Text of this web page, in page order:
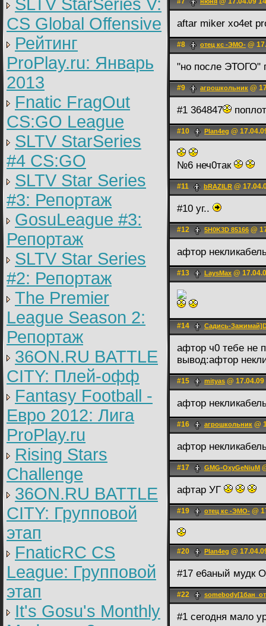
SLTV StarSeries V:
CS Global Offensive
Рейтинг
ProPlay.ru: Январь
2013
Fnatic FragOut
CS:GO League
SLTV StarSeries
#4 CS:GO
SLTV Star Series
#3: Репортаж
GosuLeague #3:
Репортаж
SLTV Star Series
#2: Репортаж
The Premier
League Season 2:
Репортаж
36ON.RU BATTLE
CITY: Плей-офф
Fantasy Football -
Евро 2012: Лига
ProPlay.ru
Rising Stars
Challenge
36ON.RU BATTLE
CITY: Групповой
этап
FnaticRC CS
League: Групповой
этап
It's Gosu's Monthly
aftar miker xo4et
#8 отец кс -ЭМО- @
"но после ЭТОГО"
#9 агрошкольник @
#1 364847
#10 Plan4eg @
№6 неч0так
#11 bRAZILR @
#10 уг..
#12 5H0K3D 85166 @
афтор
#13 LаysMax @
#14 Садись-
афтор ч0 тебе не
вывод:афтор
#15 mityas @
афтор
#16 агрошкольник @
афтор
#17 GMG-OxyGeNiuM
афтар УГ
#19 отец кс -ЭМО- @
#20 Plan4eg @
#17 е6аный мудк
#22
#1 сегодня мало